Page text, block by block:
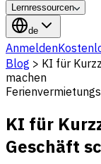
Lernressourcen
de
Anmelden
Blog > KI für
machen
KI für
Geschäft